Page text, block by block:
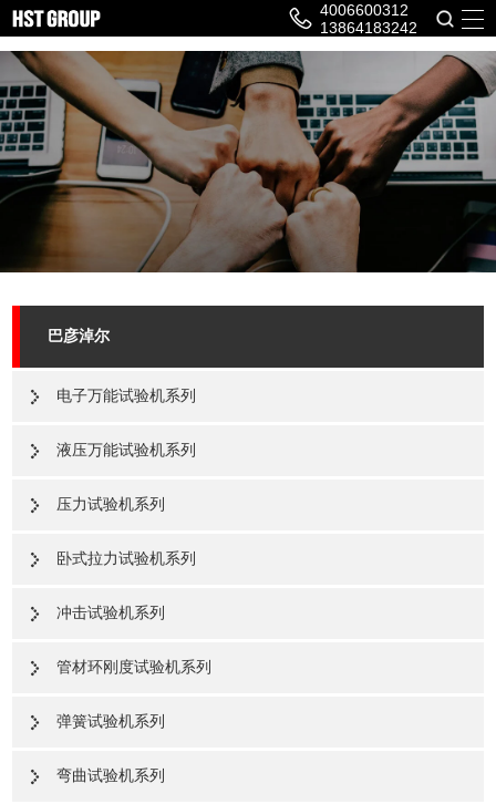
4006600312
13864183242
巴彦淖尔
电子万能试验机系列
液压万能试验机系列
压力试验机系列
卧式拉力试验机系列
冲击试验机系列
管材环刚度试验机系列
弹簧试验机系列
弯曲试验机系列